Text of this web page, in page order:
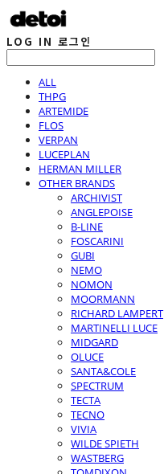
LOG IN 로그인
ALL
THPG
ARTEMIDE
FLOS
VERPAN
LUCEPLAN
HERMAN MILLER
OTHER BRANDS
ARCHIVIST
ANGLEPOISE
B-LINE
FOSCARINI
GUBI
NEMO
NOMON
MOORMANN
RICHARD LAMPERT
MARTINELLI LUCE
MIDGARD
OLUCE
SANTA&COLE
SPECTRUM
TECTA
TECNO
VIVIA
WILDE SPIETH
WASTBERG